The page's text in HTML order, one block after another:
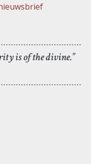
is of the divine.”